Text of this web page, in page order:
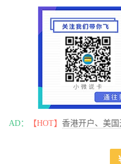
AD： 【HOT】 香港开户、美